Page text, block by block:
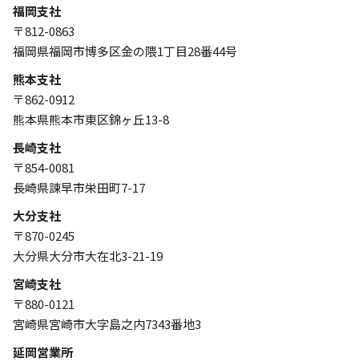
福岡支社
〒812-0863
福岡県福岡市博多区金の隈1丁目28番44号
熊本支社
〒862-0912
熊本県熊本市東区錦ヶ丘13-8
長崎支社
〒854-0081
長崎県諫早市栄田町7-17
大分支社
〒870-0245
大分県大分市大在北3-21-19
宮崎支社
〒880-0121
宮崎県宮崎市大字島之内7343番地3
延岡営業所